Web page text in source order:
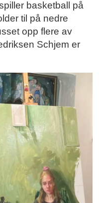
basketball på
til på nedre
opp flere av
Schjem er